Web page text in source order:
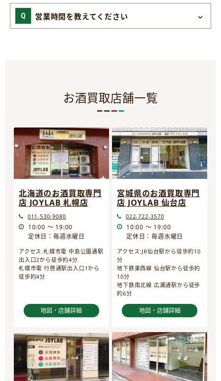
営業時間を教えてください
お酒買取店舗一覧
北海道のお酒買取専門
店 JOYLAB 札幌店
011-530-9080
10:00 ～ 19:00
定休日：毎週水曜日
アクセス:札幌市電 中島公園通駅
出入口2から徒歩約4分
札幌市電 行啓通駅出入口1から
徒歩約4分
地図・店舗詳細
宮城県のお酒買取専門
店 JOYLAB 仙台店
022-722-3570
10:00 ～ 19:00
定休日：毎週水曜日
アクセス:JR仙台駅から徒歩約10
分
地下鉄東西線 仙台駅から徒歩約
10分
地下鉄南北線 広瀬通駅から徒歩
約6分
地図・店舗詳細